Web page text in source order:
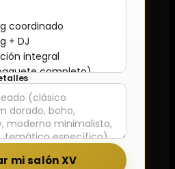
mi salón XV